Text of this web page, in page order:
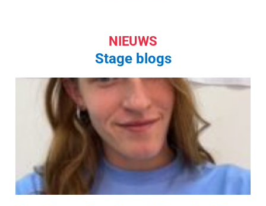
NIEUWS
Stage blogs